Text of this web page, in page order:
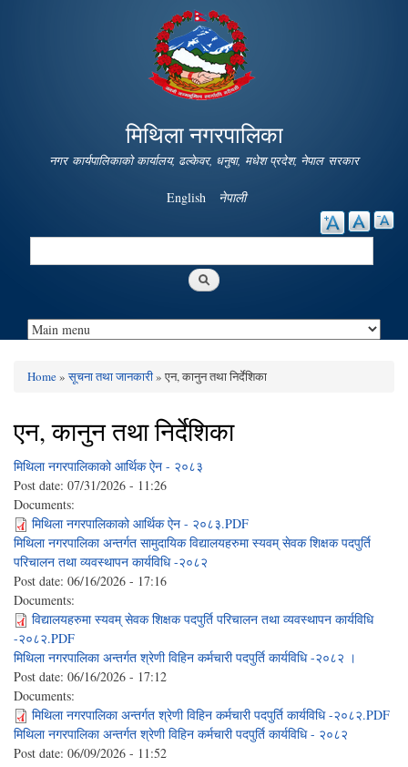
Skip to
main
content
मिथिला नगरपालिका
नगर कार्यपालिकाको कार्यालय, ढल्केवर, धनुषा, मधेश प्रदेश, नेपाल सरकार
English नेपाली
Search
You are here
Home»सूचना तथा जानकारी» एन, कानुन तथा निर्देशिका
एन, कानुन तथा निर्देशिका
मिथिला नगरपालिकाको आर्थिक ऐन - २०८३
Post date: 07/31/2026 - 11:26
Documents:
मिथिला नगरपालिकाको आर्थिक ऐन - २०८३.PDF
मिथिला नगरपालिका अन्तर्गत सामुदायिक विद्यालयहरुमा स्यवम् सेवक शिक्षक पदपुर्ति
परिचालन तथा व्यवस्थापन कार्यविधि -२०८२
Post date: 06/16/2026 - 17:16
Documents:
विद्यालयहरुमा स्यवम् सेवक शिक्षक पदपुर्ति परिचालन तथा व्यवस्थापन कार्यविधि
-२०८२.PDF
मिथिला नगरपालिका अन्तर्गत श्रेणी विहिन कर्मचारी पदपुर्ति कार्यविधि -२०८२ ।
Post date: 06/16/2026 - 17:12
Documents:
मिथिला नगरपालिका अन्तर्गत श्रेणी विहिन कर्मचारी पदपुर्ति कार्यविधि -२०८२.PDF
मिथिला नगरपालिका अन्तर्गत श्रेणी विहिन कर्मचारी पदपुर्ति कार्यविधि - २०८२
Post date: 06/09/2026 - 11:52